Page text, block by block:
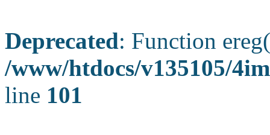
Deprecated: Function
/www/htdocs/v135105/
line 101